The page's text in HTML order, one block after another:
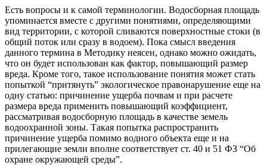
Есть вопросы и к самой терминологии. Водосборная площадь
упоминается вместе с другими понятиями, определяющими
вид территории, с которой сливаются поверхностные стоки (в
общий поток или сразу в водоем). Пока смысл введения
данного термина в Методику неясен, однако можно ожидать,
что он будет использован как фактор, повышающий размер
вреда. Кроме того, такое использование понятия может стать
попыткой “притянуть” экологическое правонарушение еще на
одну статью: причинение ущерба почвам и при расчете
размера вреда применить повышающий коэффициент,
рассматривая водосборную площадь в качестве земель
водоохранной зоны. Такая попытка распространить
причинение ущерба помимо водного объекта еще и на
прилегающие земли вполне соответствует ст. 40 и 51 ФЗ “Об
охране окружающей среды”.